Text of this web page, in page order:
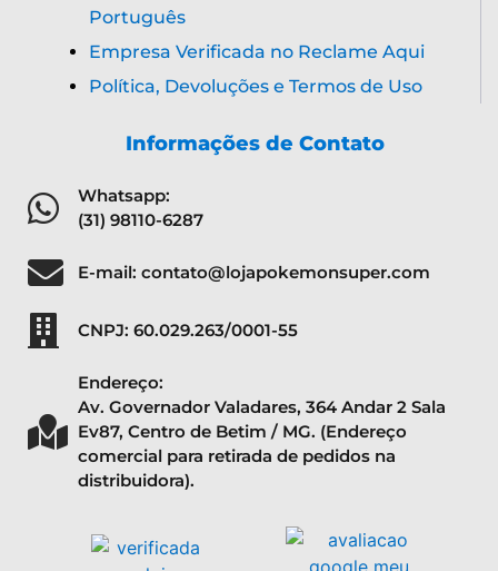
Português
Empresa Verificada no Reclame Aqui
Política, Devoluções e Termos de Uso
Informações de Contato
Whatsapp:
(31) 98110-6287
E-mail: contato@lojapokemonsuper.com
CNPJ: 60.029.263/0001-55
Endereço:
Av. Governador Valadares, 364 Andar 2 Sala
Ev87, Centro de Betim / MG. (Endereço
comercial para retirada de pedidos na
distribuidora).